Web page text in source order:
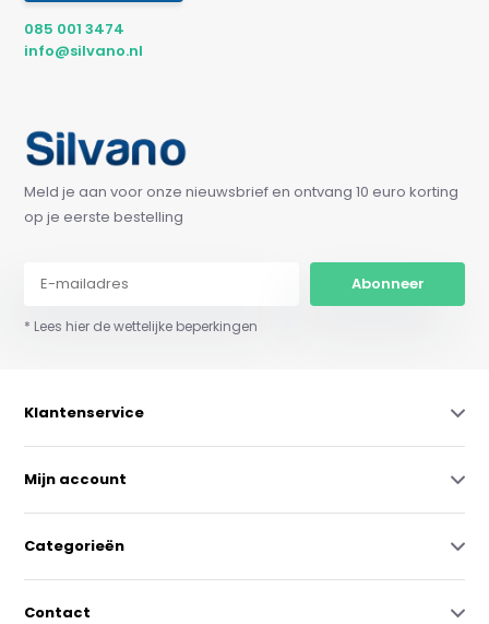
085 001 3474
info@silvano.nl
Meld je aan voor onze nieuwsbrief en ontvang 10 euro korting
op je eerste bestelling
Abonneer
* Lees hier de wettelijke beperkingen
Klantenservice
Mijn account
Categorieën
Contact